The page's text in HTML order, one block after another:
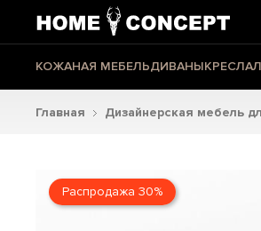
КОЖАНАЯ МЕБЕЛЬДИВАНЫКРЕСЛА
Главная Дизайнерская мебель
Распродажа 30%